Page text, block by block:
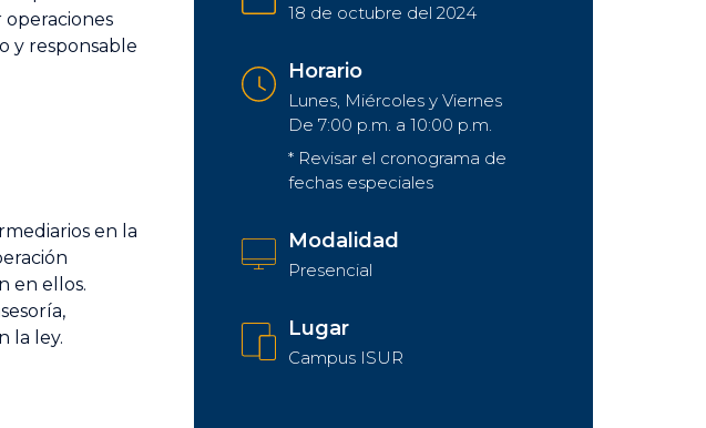
operaciones
y responsable
en la
en ellos.
la ley.
18 de octubre del 2024
Horario
Lunes, Miércoles y Viernes
De 7:00 p.m. a 10:00 p.m.
* Revisar el cronograma de
fechas especiales
Modalidad
Presencial
Lugar
Campus ISUR